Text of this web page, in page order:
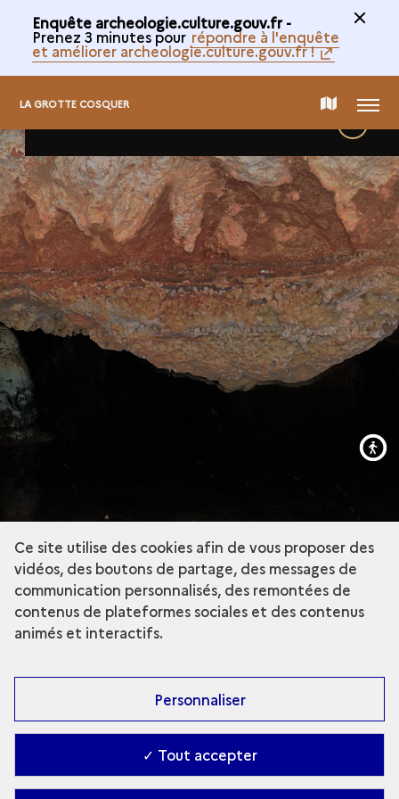
Enquête archeologie.culture.gouv.fr -
Prenez 3 minutes pour répondre à l'enquête
et améliorer archeologie.culture.gouv.fr !
La
grotte
Cosquer
-
Visite
virtuelle
LA GROTTE COSQUER CARTE
DE
LA
COLLECTION
MENU
détails
Ce site utilise des cookies afin de vous proposer des
vidéos, des boutons de partage, des messages de
communication personnalisés, des remontées de
contenus de plateformes sociales et des contenus
animés et interactifs.
Personnaliser
✓ Tout accepter